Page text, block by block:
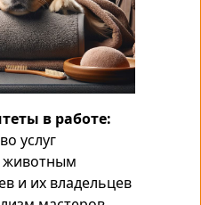
в работе:
услуг
и их владельцев